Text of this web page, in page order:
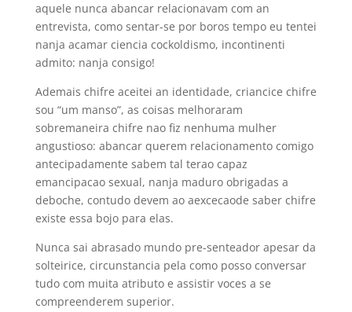
aquele nunca abancar relacionavam com an
entrevista, como sentar-se por boros tempo eu tentei
nanja acamar ciencia cockoldismo, incontinenti
admito: nanja consigo!
Ademais chifre aceitei an identidade, criancice chifre
sou “um manso”, as coisas melhoraram
sobremaneira chifre nao fiz nenhuma mulher
angustioso: abancar querem relacionamento comigo
antecipadamente sabem tal terao capaz
emancipacao sexual, nanja maduro obrigadas a
deboche, contudo devem ao aexcecaode saber chifre
existe essa bojo para elas.
Nunca sai abrasado mundo pre-senteador apesar da
solteirice, circunstancia pela como posso conversar
tudo com muita atributo e assistir voces a se
compreenderem superior.